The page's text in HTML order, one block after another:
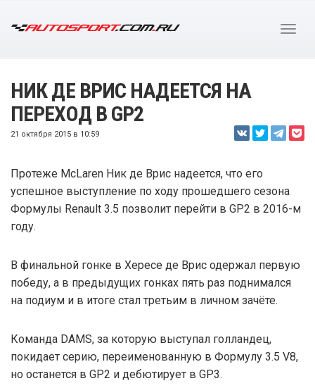
НИК ДЕ ВРИС НАДЕЕТСЯ НА
ПЕРЕХОД В GP2
21 октября 2015 в 10:59
Протеже McLaren Ник де Врис надеется, что его
успешное выступление по ходу прошедшего сезона
Формулы Renault 3.5 позволит перейти в GP2 в 2016-м
году.
В финальной гонке в Хересе де Врис одержал первую
победу, а в предыдущих гонках пять раз поднимался
на подиум и в итоге стал третьим в личном зачёте.
Команда DAMS, за которую выступал голландец,
покидает серию, переименованную в Формулу 3.5 V8,
но останется в GP2 и дебютирует в GP3.